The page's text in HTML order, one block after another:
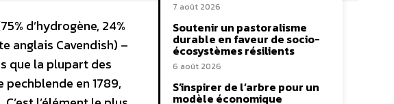
d’hydrogène, 24%
anglais Cavendish) –
que la plupart des
en 1789,
7 août 2026
Soutenir un pastoralisme
durable en faveur de socio-
écosystèmes résilients
6 août 2026
S’inspirer de l’arbre pour un
modèle économique